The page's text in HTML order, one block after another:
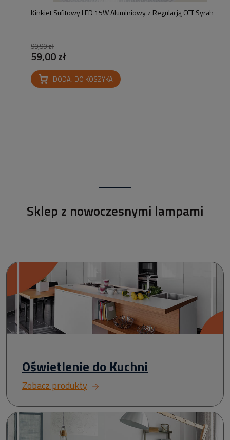
Kinkiet Sufitowy LED 15W Aluminiowy z Regulacją CCT Syrah
99,99 zł
59,00 zł
DODAJ DO KOSZYKA
Sklep z nowoczesnymi lampami
Oświetlenie do Kuchni
Zobacz produkty